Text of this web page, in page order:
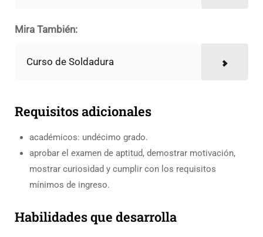
Mira También:
Curso de Soldadura
Requisitos adicionales
académicos: undécimo grado.
aprobar el examen de aptitud, demostrar motivación,
mostrar curiosidad y cumplir con los requisitos
mínimos de ingreso.
Habilidades que desarrolla